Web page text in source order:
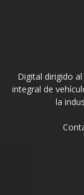
Digital dirigido
integral de
la